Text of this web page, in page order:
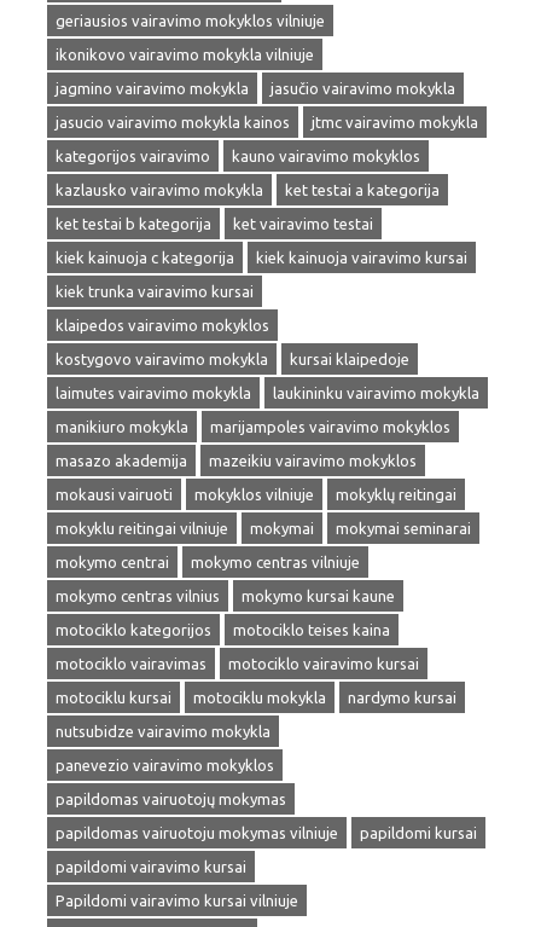
geriausios vairavimo mokyklos vilniuje
ikonikovo vairavimo mokykla vilniuje
jagmino vairavimo mokykla
jasučio vairavimo mokykla
jasucio vairavimo mokykla kainos
jtmc vairavimo mokykla
kategorijos vairavimo
kauno vairavimo mokyklos
kazlausko vairavimo mokykla
ket testai a kategorija
ket testai b kategorija
ket vairavimo testai
kiek kainuoja c kategorija
kiek kainuoja vairavimo kursai
kiek trunka vairavimo kursai
klaipedos vairavimo mokyklos
kostygovo vairavimo mokykla
kursai klaipedoje
laimutes vairavimo mokykla
laukininku vairavimo mokykla
manikiuro mokykla
marijampoles vairavimo mokyklos
masazo akademija
mazeikiu vairavimo mokyklos
mokausi vairuoti
mokyklos vilniuje
mokyklų reitingai
mokyklu reitingai vilniuje
mokymai
mokymai seminarai
mokymo centrai
mokymo centras vilniuje
mokymo centras vilnius
mokymo kursai kaune
motociklo kategorijos
motociklo teises kaina
motociklo vairavimas
motociklo vairavimo kursai
motociklu kursai
motociklu mokykla
nardymo kursai
nutsubidze vairavimo mokykla
panevezio vairavimo mokyklos
papildomas vairuotojų mokymas
papildomas vairuotoju mokymas vilniuje
papildomi kursai
papildomi vairavimo kursai
Papildomi vairavimo kursai vilniuje